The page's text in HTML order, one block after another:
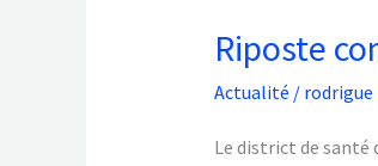
Riposte
Actualité / rodrigue
Le district de santé
Riposte
contre
l’épidémie
du